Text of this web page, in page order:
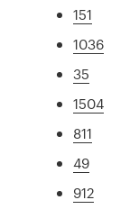
151
1036
35
1504
811
49
912